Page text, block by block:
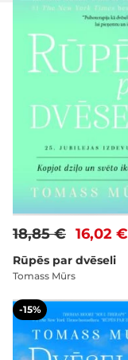
16,02 €
18,85 €
Rūpēs par dvēseli
Tomass Mūrs
-15%